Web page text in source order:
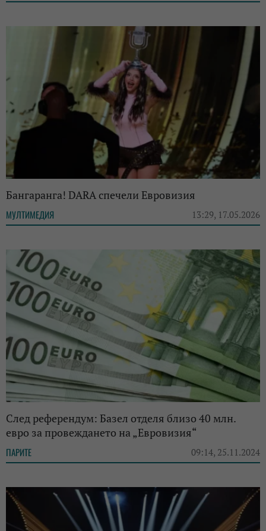
Бангаранга! DARA спечели Евровизия
МУЛТИМЕДИЯ 13:29, 17.05.2026
След референдум: Базел отделя близо 40 млн.
евро за провеждането на „Евровизия“
ПАРИТЕ 09:14, 25.11.2024